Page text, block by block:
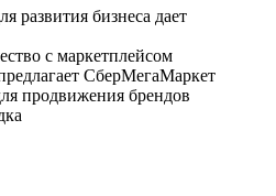
развития бизнеса дает
с маркетплейсом
СберМегаМаркет
продвижения брендов